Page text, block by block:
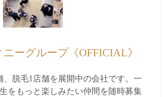
ーグループ《OFFICIAL》
、脱毛1店舗を展開中の会社です。一
をもっと楽しみたい仲間を随時募集